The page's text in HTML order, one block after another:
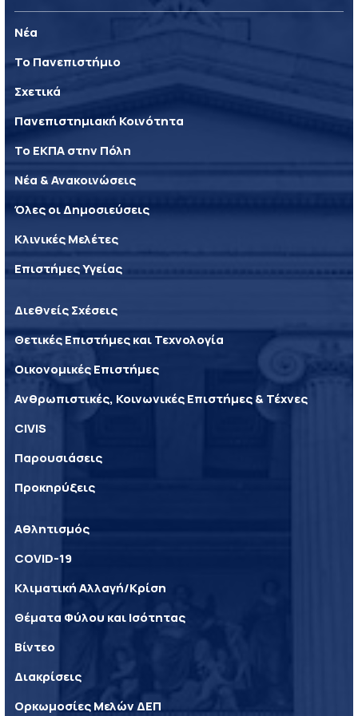
Νέα
Το Πανεπιστήμιο
Σχετικά
Πανεπιστημιακή Κοινότητα
Το ΕΚΠΑ στην Πόλη
Νέα & Ανακοινώσεις
Όλες οι Δημοσιεύσεις
Κλινικές Μελέτες
Επιστήμες Υγείας
Διεθνείς Σχέσεις
Θετικές Επιστήμες και Τεχνολογία
Οικονομικές Επιστήμες
Ανθρωπιστικές, Κοινωνικές Επιστήμες & Τέχνες
CIVIS
Παρουσιάσεις
Προκηρύξεις
Αθλητισμός
COVID-19
Κλιματική Αλλαγή/Κρίση
Θέματα Φύλου και Ισότητας
Βίντεο
Διακρίσεις
Ορκωμοσίες Μελών ΔΕΠ